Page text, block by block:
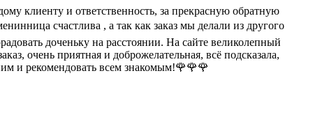
клиенту и ответственность, за прекрасную обратную
счастлива , а так как заказ мы делали из другого
доченьку на расстоянии. На сайте великолепный
очень приятная и доброжелательная, всё подсказала,
и рекомендовать всем знакомым!🌹🌹🌹